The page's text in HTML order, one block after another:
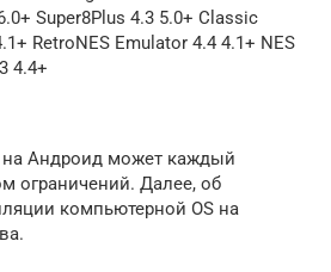
Super8Plus 4.3 5.0+ Classic
RetroNES Emulator 4.4 4.1+ NES
4.4+
на Андроид может каждый
ограничений. Далее, об
компьютерной OS на